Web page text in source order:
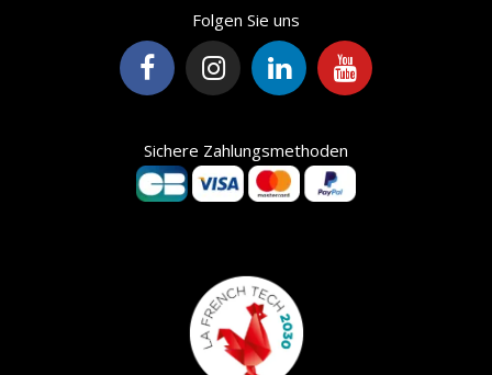
Folgen Sie uns
Sichere Zahlungsmethoden